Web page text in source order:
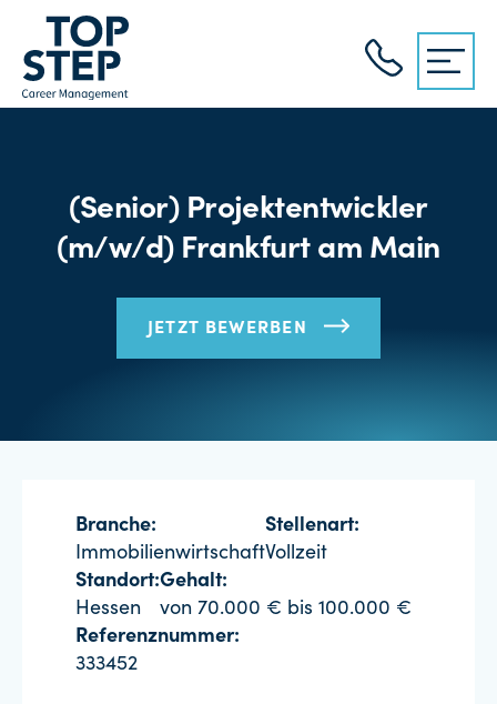
(Senior) Projektentwickler
(m/w/d) Frankfurt am Main
JETZT BEWERBEN
Branche:
Immobilienwirtschaft
Stellenart:
Vollzeit
Standort:
Hessen
Gehalt:
von 70.000 € bis 100.000 €
Referenznummer:
333452